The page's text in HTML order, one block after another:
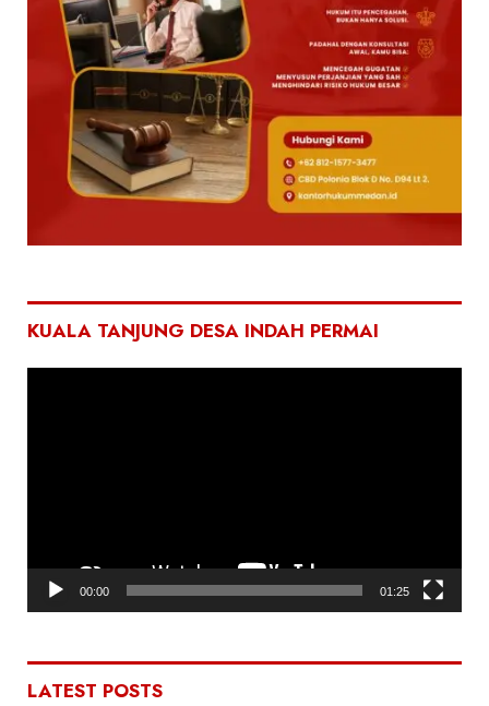
KUALA TANJUNG DESA INDAH PERMAI
00:00 01:25
LATEST POSTS